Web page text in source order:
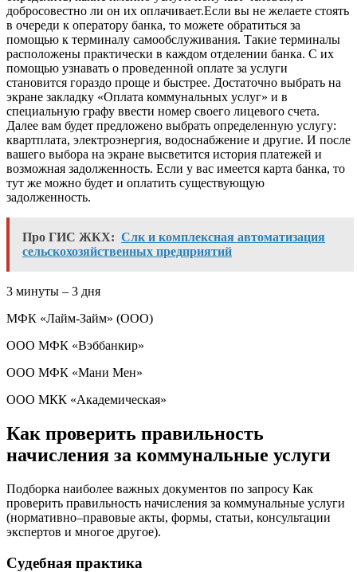
добросовестно ли он их оплачивает.Если вы не желаете стоять
в очереди к оператору банка, то можете обратиться за
помощью к терминалу самообслуживания. Такие терминалы
расположены практически в каждом отделении банка. С их
помощью узнавать о проведенной оплате за услуги
становится гораздо проще и быстрее. Достаточно выбрать на
экране закладку «Оплата коммунальных услуг» и в
специальную графу ввести номер своего лицевого счета.
Далее вам будет предложено выбрать определенную услугу:
квартплата, электроэнергия, водоснабжение и другие. И после
вашего выбора на экране высветится история платежей и
возможная задолженность. Если у вас имеется карта банка, то
тут же можно будет и оплатить существующую
задолженность.
Про ГИС ЖКХ: Слк и комплексная автоматизация
сельскохозяйственных предприятий
3 минуты – 3 дня
МФК «Лайм-Займ» (ООО)
ООО МФК «Вэббанкир»
ООО МФК «Мани Мен»
ООО МКК «Академическая»
Как проверить правильность
начисления за коммунальные услуги
Подборка наиболее важных документов по запросу Как
проверить правильность начисления за коммунальные услуги
(нормативно–правовые акты, формы, статьи, консультации
экспертов и многое другое).
Судебная практика